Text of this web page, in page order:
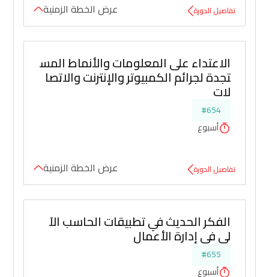
تفاصيل الدورة عرض الخطة الزمنية
الاعتداء على المعلومات والأنماط المس
تجدة لجرائم الكمبيوتر والإنترنت والاتصا
لات
#654
أسبوع
تفاصيل الدورة عرض الخطة الزمنية
الفكر الحديث في تطبيقات الحاسب الآ
لي في إدارة الأعمال
#655
أسبوع